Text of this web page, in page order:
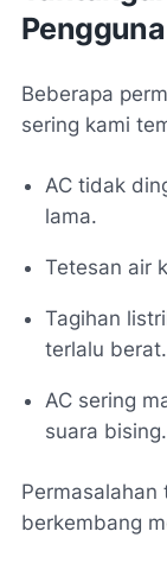
Beberapa
sering kami
AC tidak
lama.
Tetesan air
Tagihan
terlalu berat.
AC sering
suara bising.
berkembang